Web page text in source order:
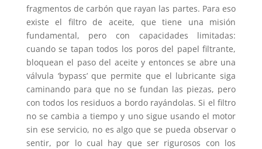
fragmentos de carbón que rayan las partes. Para eso
existe el filtro de aceite, que tiene una misión
fundamental, pero con capacidades limitadas:
cuando se tapan todos los poros del papel filtrante,
bloquean el paso del aceite y entonces se abre una
válvula ‘bypass’ que permite que el lubricante siga
caminando para que no se fundan las piezas, pero
con todos los residuos a bordo rayándolas. Si el filtro
no se cambia a tiempo y uno sigue usando el motor
sin ese servicio, no es algo que se pueda observar o
sentir, por lo cual hay que ser rigurosos con los